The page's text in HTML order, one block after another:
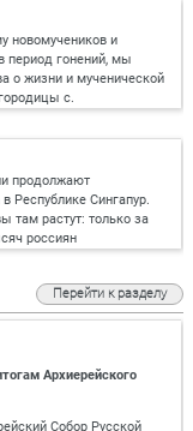
новомучеников и
период гонений, мы
о жизни и мученической
с.
продолжают
Республике Сингапур.
там растут: только за
россиян
Перейти к разделу
Архиерейского
Собор Русской